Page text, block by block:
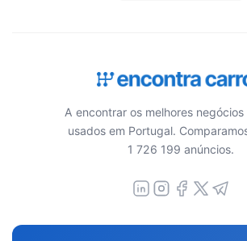
A encontrar os melhores
usados em Portugal.
1 726 199 anúncios.